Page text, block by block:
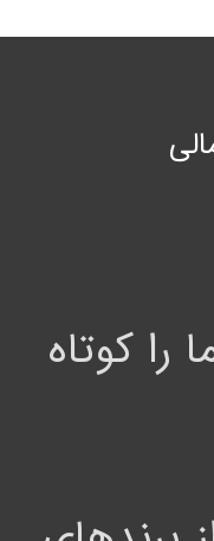
را کوتاه